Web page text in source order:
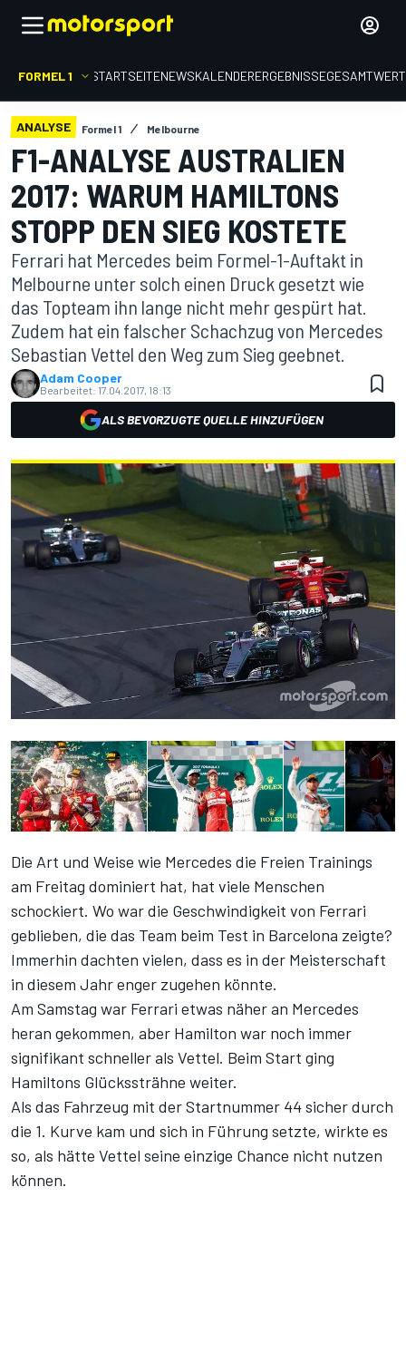
FORMEL 1 STARTSEITENEWSKALENDERERGEBNISSE
ANALYSE Formel 1 Melbourne
F1-ANALYSE AUSTRALIEN
2017: WARUM HAMILTONS
STOPP DEN SIEG KOSTETE
Ferrari hat Mercedes beim Formel-1-Auftakt in
Melbourne unter solch einen Druck gesetzt wie
das Topteam ihn lange nicht mehr gespürt hat.
Zudem hat ein falscher Schachzug von Mercedes
Sebastian Vettel den Weg zum Sieg geebnet.
Adam Cooper
Bearbeitet: 17.04.2017, 18:13
ALS BEVORZUGTE QUELLE HINZUFÜGEN
Die Art und Weise wie Mercedes die Freien Trainings
am Freitag dominiert hat, hat viele Menschen
schockiert. Wo war die Geschwindigkeit von Ferrari
geblieben, die das Team beim Test in Barcelona zeigte?
Immerhin dachten vielen, dass es in der Meisterschaft
in diesem Jahr enger zugehen könnte.
Am Samstag war Ferrari etwas näher an Mercedes
heran gekommen, aber Hamilton war noch immer
signifikant schneller als Vettel. Beim Start ging
Hamiltons Glückssträhne weiter.
Als das Fahrzeug mit der Startnummer 44 sicher durch
die 1. Kurve kam und sich in Führung setzte, wirkte es
so, als hätte Vettel seine einzige Chance nicht nutzen
können.